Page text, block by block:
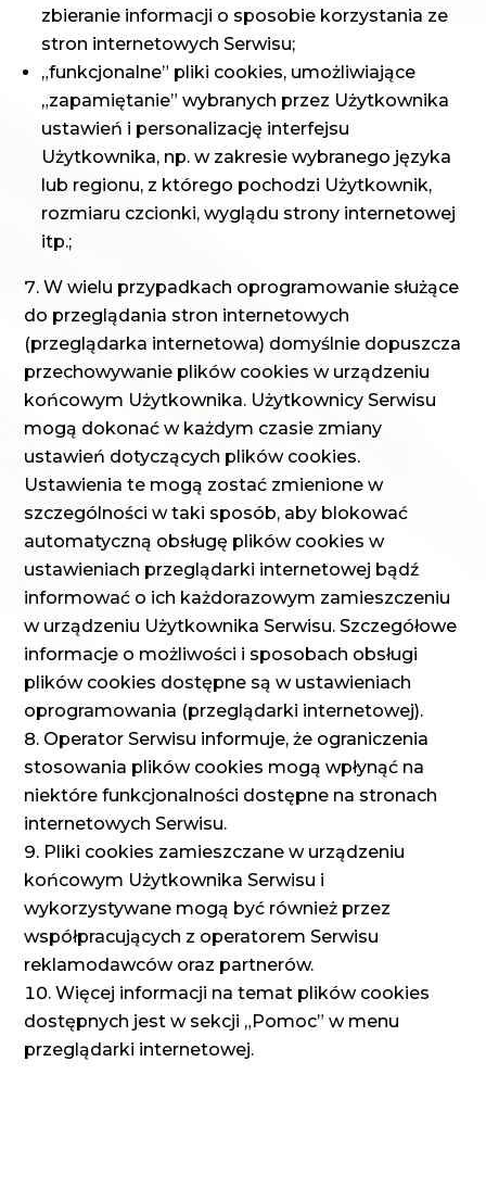
zbieranie informacji o sposobie korzystania ze
stron internetowych Serwisu;
„funkcjonalne” pliki cookies, umożliwiające
„zapamiętanie” wybranych przez Użytkownika
ustawień i personalizację interfejsu
Użytkownika, np. w zakresie wybranego języka
lub regionu, z którego pochodzi Użytkownik,
rozmiaru czcionki, wyglądu strony internetowej
itp.;
W wielu przypadkach oprogramowanie służące
do przeglądania stron internetowych
(przeglądarka internetowa) domyślnie dopuszcza
przechowywanie plików cookies w urządzeniu
końcowym Użytkownika. Użytkownicy Serwisu
mogą dokonać w każdym czasie zmiany
ustawień dotyczących plików cookies.
Ustawienia te mogą zostać zmienione w
szczególności w taki sposób, aby blokować
automatyczną obsługę plików cookies w
ustawieniach przeglądarki internetowej bądź
informować o ich każdorazowym zamieszczeniu
w urządzeniu Użytkownika Serwisu. Szczegółowe
informacje o możliwości i sposobach obsługi
plików cookies dostępne są w ustawieniach
oprogramowania (przeglądarki internetowej).
Operator Serwisu informuje, że ograniczenia
stosowania plików cookies mogą wpłynąć na
niektóre funkcjonalności dostępne na stronach
internetowych Serwisu.
Pliki cookies zamieszczane w urządzeniu
końcowym Użytkownika Serwisu i
wykorzystywane mogą być również przez
współpracujących z operatorem Serwisu
reklamodawców oraz partnerów.
Więcej informacji na temat plików cookies
dostępnych jest w sekcji „Pomoc” w menu
przeglądarki internetowej.